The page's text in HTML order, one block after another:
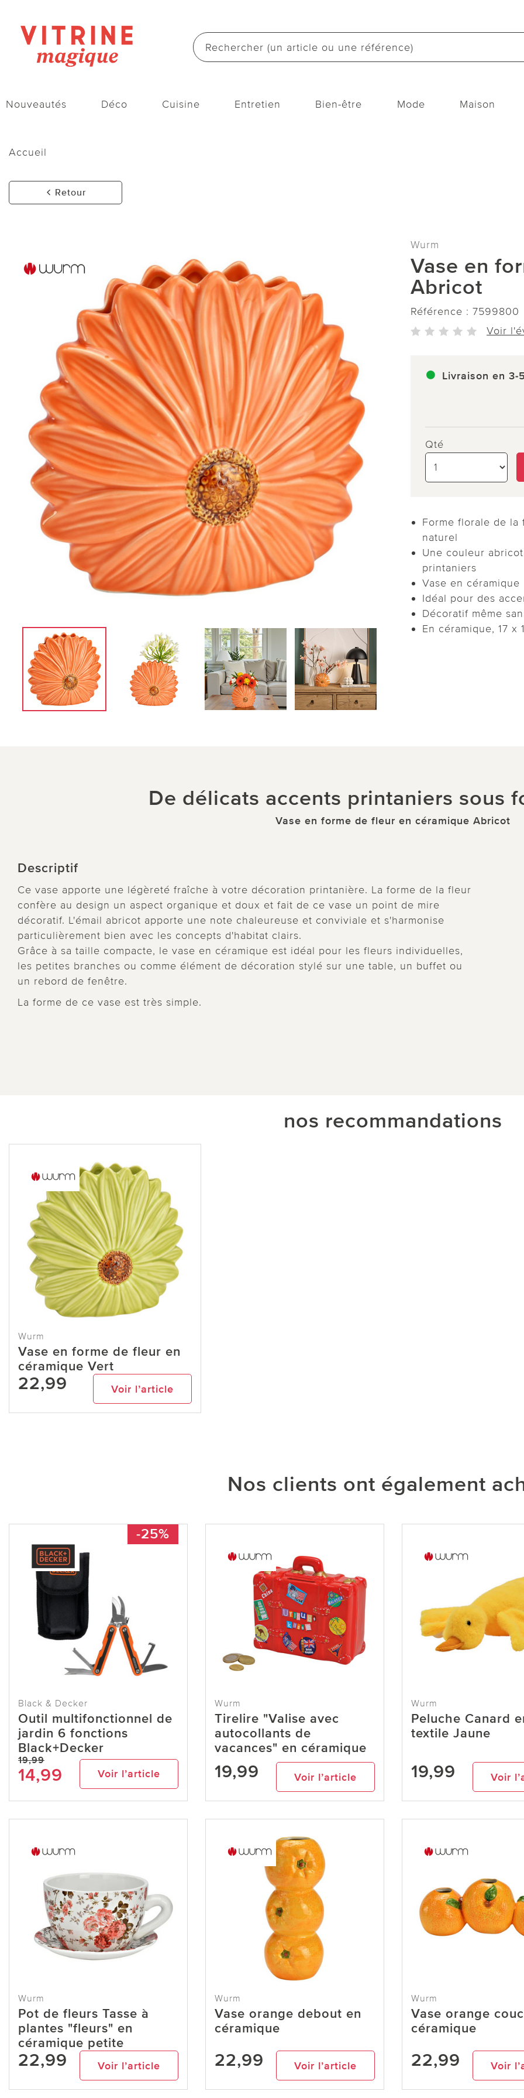
Nouveautés Déco Cuisine Entretien Bien-être Mode Maison
Accueil
Retour
Wurm
Vase en
Abricot
Référence : 7599800
Voir
Livraison en 3-
Qté
Forme florale de la
naturel
Une couleur
printaniers
Vase en
Idéal pour des
Décoratif même
En céramique, 17 x
De délicats accents printaniers sous
Vase en forme de fleur en céramique Abricot
Descriptif
Ce vase apporte une légèreté fraîche à votre décoration printanière. La forme de la fleur
confère au design un aspect organique et doux et fait de ce vase un point de mire
décoratif. L'émail abricot apporte une note chaleureuse et conviviale et s'harmonise
particulièrement bien avec les concepts d'habitat clairs.
Grâce à sa taille compacte, le vase en céramique est idéal pour les fleurs individuelles,
les petites branches ou comme élément de décoration stylé sur une table, un buffet ou
un rebord de fenêtre.
La forme de ce vase est très simple.
nos recommandations
Wurm
Vase en forme de fleur en
céramique Vert
22,99 Voir l’article
Nos clients ont également
-25%
Black & Decker
Outil multifonctionnel de
jardin 6 fonctions
Black+Decker
19,99
14,99 Voir l’article
Wurm
Tirelire "Valise avec
autocollants de
vacances" en céramique
19,99 Voir l’article
Wurm
Peluche Canard
textile Jaune
19,99 Voir
Wurm
Pot de fleurs Tasse à
plantes "fleurs" en
céramique petite
22,99 Voir l’article
Wurm
Vase orange debout en
céramique
22,99 Voir l’article
Wurm
Vase orange
céramique
22,99 Voir